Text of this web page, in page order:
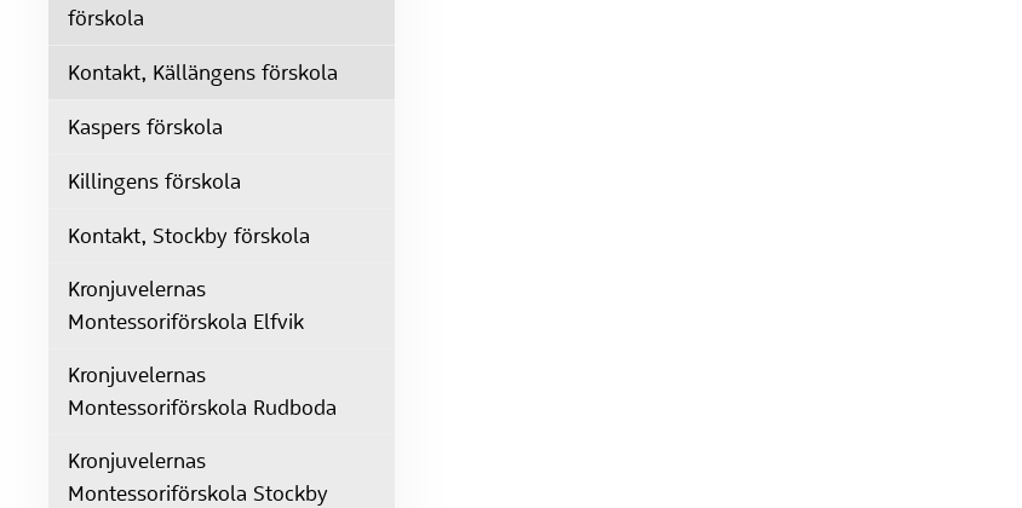
förskola
Kontakt, Källängens förskola
Kaspers förskola
Killingens förskola
Kontakt, Stockby förskola
Kronjuvelernas
Montessoriförskola Elfvik
Kronjuvelernas
Montessoriförskola Rudboda
Kronjuvelernas
Montessoriförskola Stockby